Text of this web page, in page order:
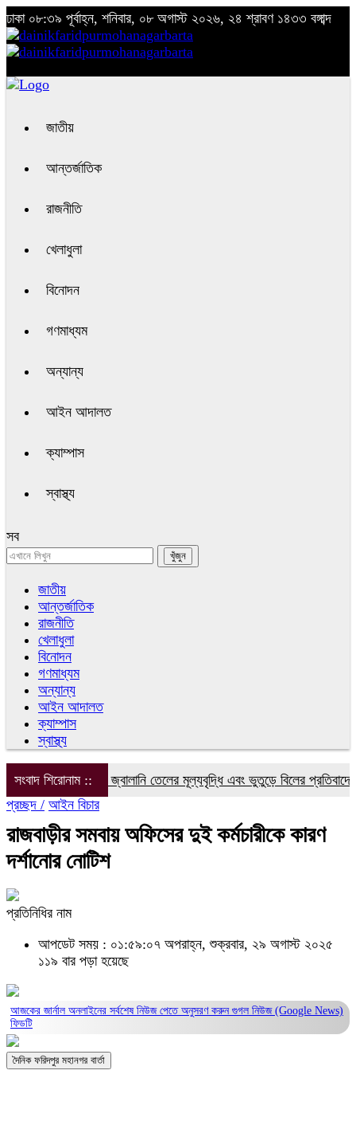
ঢাকা ০৮:৩৯ পূর্বাহ্ন, শনিবার, ০৮ অগাস্ট ২০২৬, ২৪ শ্রাবণ ১৪৩৩ বঙ্গাব্দ
জাতীয়
আন্তর্জাতিক
রাজনীতি
খেলাধুলা
বিনোদন
গণমাধ্যম
অন্যান্য
আইন আদালত
ক্যাম্পাস
স্বাস্থ্য
সব
জাতীয়
আন্তর্জাতিক
রাজনীতি
খেলাধুলা
বিনোদন
গণমাধ্যম
অন্যান্য
আইন আদালত
ক্যাম্পাস
স্বাস্থ্য
সংবাদ শিরোনাম ::
বিদ্যুৎ, গ্যাস ও জ্বালানি তেলের মূল্যবৃদ্ধি এবং ভুতুড়ে বিলের প্রতিবাদে
প্রচ্ছদ / আইন বিচার
রাজবাড়ীর সমবায় অফিসের দুই কর্মচারীকে কারণ
দর্শানোর নোটিশ
প্রতিনিধির নাম
আপডেট সময় : ০১:৫৯:০৭ অপরাহ্ন, শুক্রবার, ২৯ অগাস্ট ২০২৫
১১৯ বার পড়া হয়েছে
আজকের জার্নাল অনলাইনের সর্বশেষ নিউজ পেতে অনুসরণ করুন গুগল নিউজ (Google News)
ফিডটি
দৈনিক ফরিদপুর মহানগর বার্তা